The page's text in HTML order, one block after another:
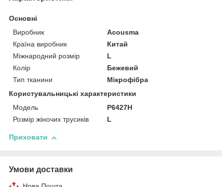
Основні
Виробник
Acousma
Країна виробник
Китай
Міжнародний розмір
L
Колір
Бежевий
Тип тканини
Мікрофібра
Користувальницькі характеристики
Модель
P6427H
Розмір жіночих трусиків
L
Приховати
Умови доставки